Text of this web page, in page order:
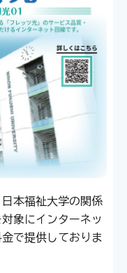
本福祉大学の関係
象にインターネッ
で提供しておりま